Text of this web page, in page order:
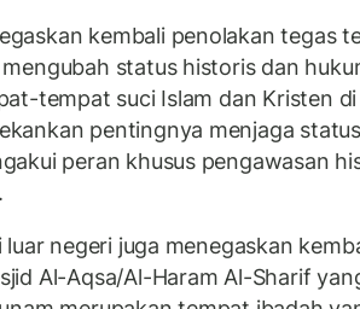
kembali penolakan tegas
status historis dan
tempat suci Islam dan Kristen
pentingnya menjaga
peran khusus pengawasan
luar negeri juga menegaskan
Al-Aqsa/Al-Haram Al-Sharif